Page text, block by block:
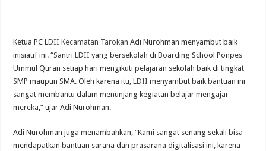
Ketua PC LDII Kecamatan Tarokan Adi Nurohman menyambut baik
inisiatif ini. “SantriLDIIyang bersekolah di Boarding School Ponpes
Ummul Quran setiap hari mengikuti pelajaran sekolah baik di tingkat
SMP maupun SMA. Oleh karena itu, LDIImenyambut baik bantuan ini
sangat membantu dalam menunjang kegiatan belajar mengajar
mereka,” ujar Adi Nurohman.
Adi Nurohman juga menambahkan, “Kami sangat senang sekali bisa
mendapatkan bantuan sarana dan prasarana digitalisasi ini, karena